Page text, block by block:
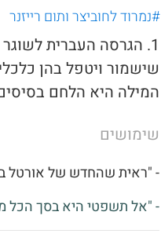
#נמרוד לחוביצר ותום רייזנר
1. הגרסה העברית
שישמור ויטפל בהן
המילה היא הלחם
שימושים
- "ראית שהחדש של אורטל בן 45? יכול להיות הסנדק
- "אל תשפטי היא בסך הכל